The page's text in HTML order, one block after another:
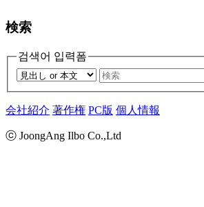
検索
검색어 입력폼
会社紹介 著作権 PC版 個人情報
ⓒ JoongAng Ilbo Co.,Ltd